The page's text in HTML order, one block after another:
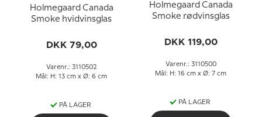
Holmegaard Canada
Smoke hvidvinsglas
DKK 79,00
Varenr.: 3110502
Mål: H: 13 cm x Ø: 6 cm
PÅ LAGER
Holmegaard Canada
Smoke rødvinsglas
DKK 119,00
Varenr.: 3110500
Mål: H: 16 cm x Ø: 7 cm
PÅ LAGER